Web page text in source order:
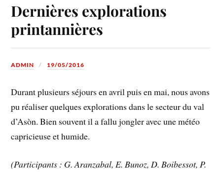
Dernières explorations
printannières
ADMIN 19/05/2016
Durant plusieurs séjours en avril puis en mai, nous avons
pu réaliser quelques explorations dans le secteur du val
d’Asòn. Bien souvent il a fallu jongler avec une météo
capricieuse et humide.
(Participants : G. Aranzabal, E. Bunoz, D. Boibessot, P.